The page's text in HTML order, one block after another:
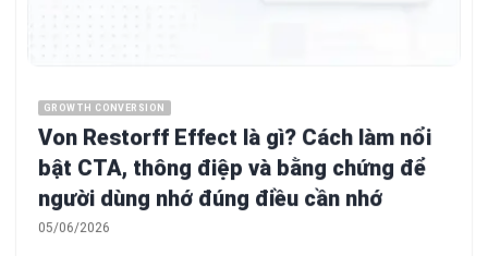
GROWTH CONVERSION
Von Restorff Effect là gì? Cách làm nổi
bật CTA, thông điệp và bằng chứng để
người dùng nhớ đúng điều cần nhớ
05/06/2026